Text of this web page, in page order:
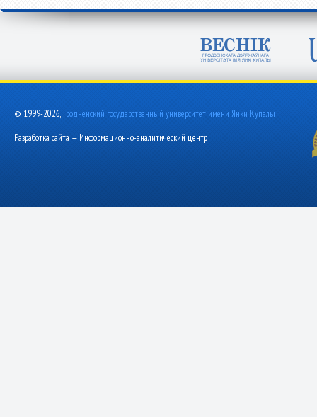
© 1999-2026, Гродненский государственный университет имени Янки Купалы
Разработка сайта — Информационно-аналитический центр